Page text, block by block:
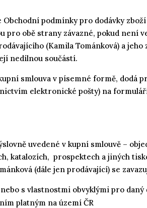
podmínky pro dodávky
obě strany závazné, pokud není
(Kamila Tománková) a
nedílnou součástí.
smlouva v písemné formě, dodá
elektronické pošty) na
uvedené v kupní smlouvě –
katalozích, prospektech a jiných
(dále jen prodávající) se
s vlastnostmi obvyklými pro daný
platným na území ČR